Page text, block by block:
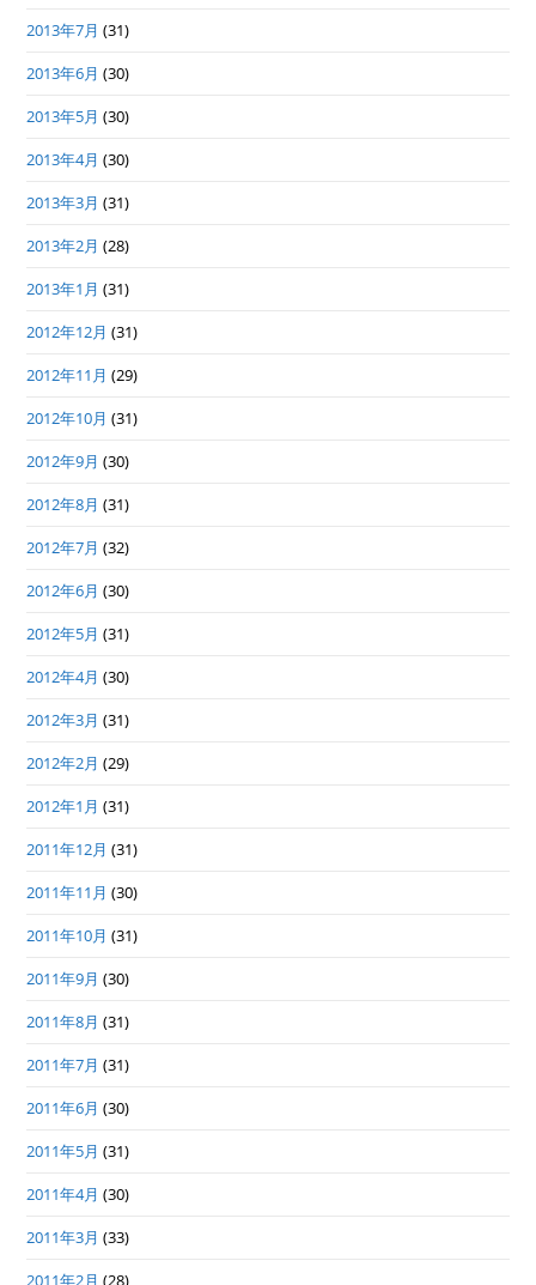
2013年7月 (31)
2013年6月 (30)
2013年5月 (30)
2013年4月 (30)
2013年3月 (31)
2013年2月 (28)
2013年1月 (31)
2012年12月 (31)
2012年11月 (29)
2012年10月 (31)
2012年9月 (30)
2012年8月 (31)
2012年7月 (32)
2012年6月 (30)
2012年5月 (31)
2012年4月 (30)
2012年3月 (31)
2012年2月 (29)
2012年1月 (31)
2011年12月 (31)
2011年11月 (30)
2011年10月 (31)
2011年9月 (30)
2011年8月 (31)
2011年7月 (31)
2011年6月 (30)
2011年5月 (31)
2011年4月 (30)
2011年3月 (33)
2011年2月 (28)